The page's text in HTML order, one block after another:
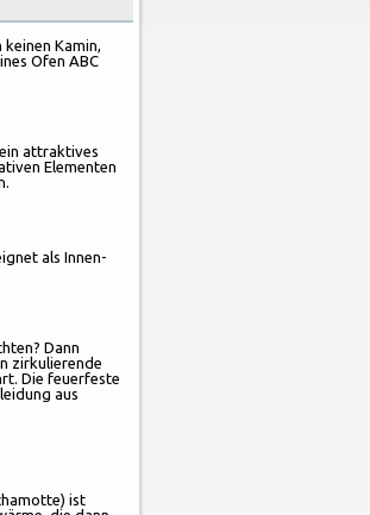
Kamin,
Ofen ABC
attraktives
Elementen
als Innen-
Dann
zirkulierende
Die feuerfeste
aus
ist